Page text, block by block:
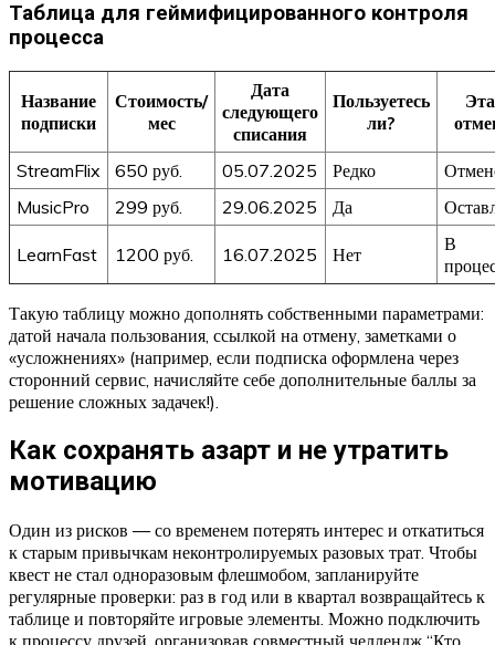
Таблица для геймифицированного контроля
процесса
Название
подписки
Стоимость/
мес
Дата
следующего
списания
Пользуетесь
ли?
StreamFlix 650 руб. 05.07.2025 Редко
MusicPro
299 руб. 29.06.2025 Да
LearnFast 1200 руб. 16.07.2025 Нет
В
Такую таблицу можно дополнять собственными параметрами:
датой начала пользования, ссылкой на отмену, заметками о
«усложнениях» (например, если подписка оформлена через
сторонний сервис, начисляйте себе дополнительные баллы за
решение сложных задачек!).
Как сохранять азарт и не утратить
мотивацию
Один из рисков — со временем потерять интерес и откатиться
к старым привычкам неконтролируемых разовых трат. Чтобы
квест не стал одноразовым флешмобом, запланируйте
регулярные проверки: раз в год или в квартал возвращайтесь к
таблице и повторяйте игровые элементы. Можно подключить
к процессу друзей, организовав совместный челлендж “Кто